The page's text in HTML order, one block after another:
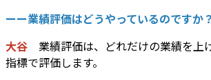
ーー業績評価はどうやっているのですか？
大谷 業績評価は、どれだけの業績を上
指標で評価します。